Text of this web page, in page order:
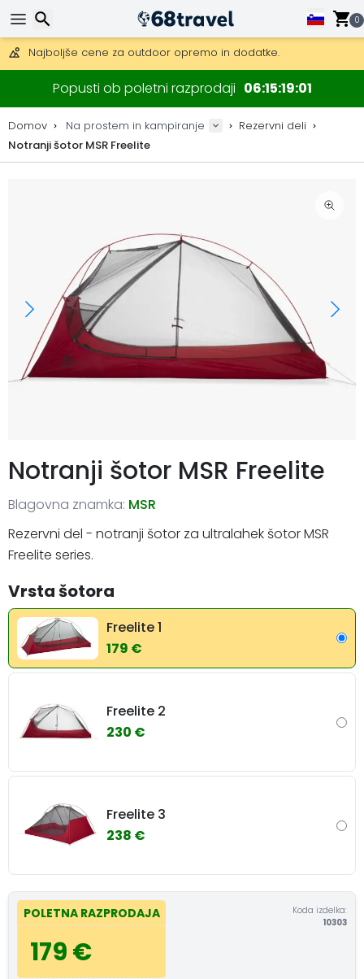
0
Na voljo je tudi DHL Express čez noč.
30 dni za vračilo, 90 dni za lesene zemljevide in dekoracije.
Najboljše cene za outdoor opremo in dodatke.
Popusti ob poletni razprodaji 06151901
Domov Na prostem in kampiranje
Rezervni deli
Notranji šotor MSR Freelite
Notranji šotor MSR Freelite
Blagovna znamka: MSR
Rezervni del - notranji šotor za ultralahek šotor MSR
Freelite series.
Vrsta šotora
Freelite 1
179 €
Freelite 2
230 €
Freelite 3
238 €
POLETNA RAZPRODAJA
179 €
Koda izdelka:
10303
Iskanje